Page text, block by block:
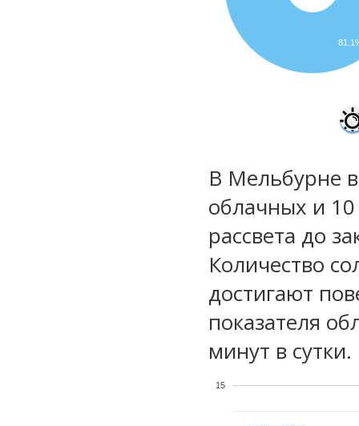
В Мельбурне
облачных и
рассвета до
Количество
достигают
показателя
минут в сутки.
15